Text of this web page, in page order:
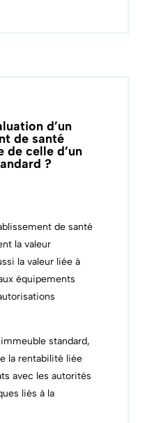
d’un
de santé
celle d’un
?
de santé
la valeur
la valeur liée à
équipements
standard,
la rentabilité liée
avec les autorités
liés à la